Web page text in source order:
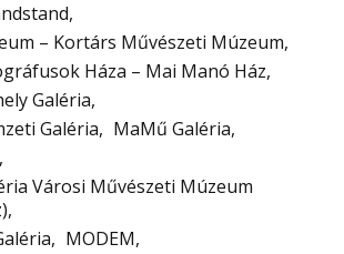
– Kortárs Művészeti Múzeum
Háza – Mai Manó Ház
Galéria
Galéria
MaMű Galéria
Városi Művészeti Múzeum
MODEM